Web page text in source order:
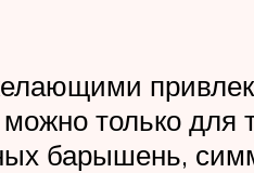
только для
барышень,